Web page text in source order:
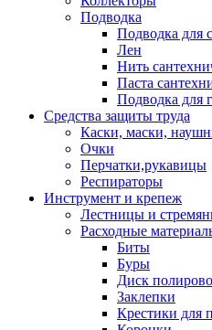
Подводка
Подводка для
Лен
Нить
Паста
Подводка для
Средства защиты труда
Каски, маски,
Очки
Перчатки,рукавицы
Респираторы
Инструмент и крепеж
Лестницы и
Расходные
Биты
Буры
Диск
Заклепки
Крестики для